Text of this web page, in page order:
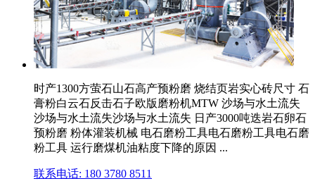
时产1300方萤石山石高产预粉磨 烧结页岩实心砖尺寸 石
膏粉白云石反击石子欧版磨粉机MTW 沙场与水土流失
沙场与水土流失沙场与水土流失 日产3000吨迭岩石卵石
预粉磨 粉体灌装机械 电石磨粉工具电石磨粉工具电石磨
粉工具 运行磨煤机油粘度下降的原因 ...
联系电话: 180 3780 8511